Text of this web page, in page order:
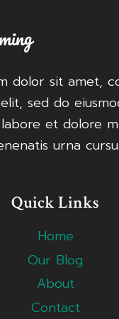
dolor sit amet,
sed do
et dolore
urna
Quick Links
Home
Our Blog
About
Contact